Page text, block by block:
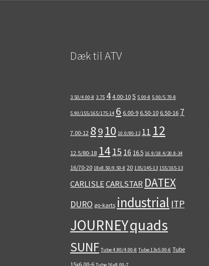
Dæk til ATV
3.50/4.00-8 3.75 4 4.00-10 5 5.00-8 5.00/5.70-8
5.90/155/165/175-14 6 6.00-9 6.50-10 6.50-16 7
7.00-12 8910 10.0/80-12 11 12
12.5/80-18 14 15 16 16.5 16.9/18.4/20.8-34
16/70-20 18x8.50/9.50-8 20 135/145-13 155/165-13
CARLISLECARLSTAR DATEX
DURO go-karts industrial ITP
JOURNEYquads
SUNF Tube 4.80/4.00-8 Tube 13x5.00-6 Tube
15x6.00-6 Tube 16x8.00-7